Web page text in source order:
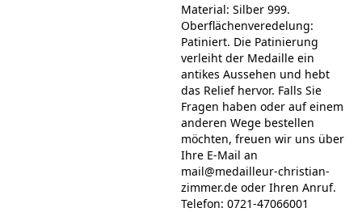
Material: Silber 999.
Oberflächenveredelung:
Patiniert. Die Patinierung
verleiht der Medaille ein
antikes Aussehen und hebt
das Relief hervor. Falls Sie
Fragen haben oder auf einem
anderen Wege bestellen
möchten, freuen wir uns über
Ihre E-Mail an
mail@medailleur-christian-
zimmer.de oder Ihren Anruf.
Telefon: 0721-47066001